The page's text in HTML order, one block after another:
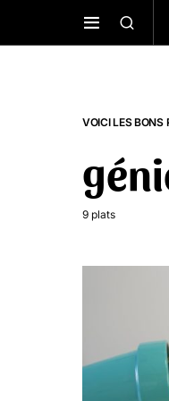
VOICI LES BONS
9 plats